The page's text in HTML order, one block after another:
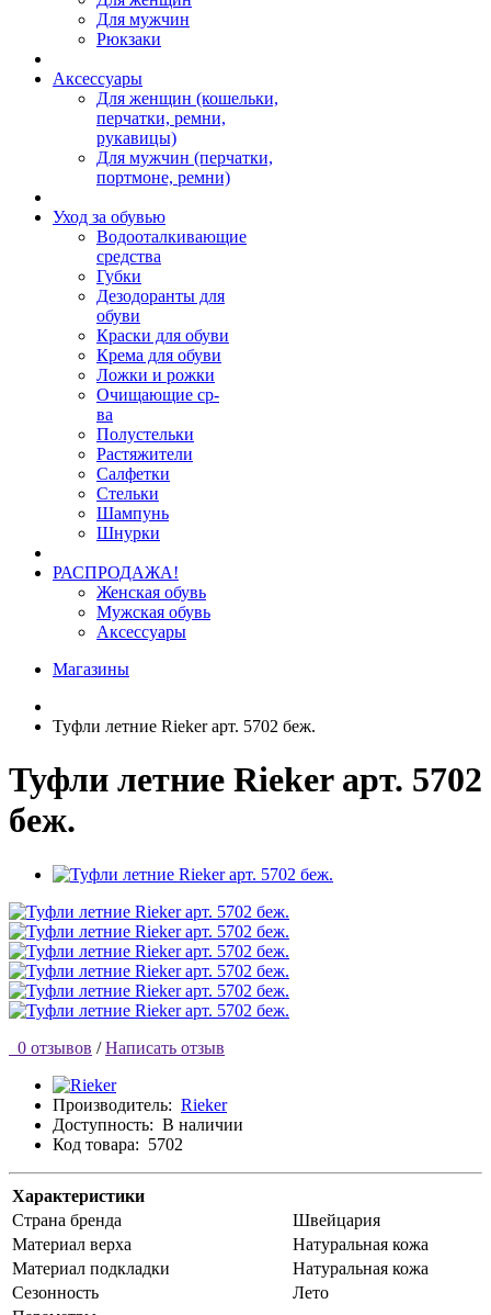
Для мужчин
Рюкзаки
Аксессуары
Для женщин (кошельки,
перчатки, ремни,
рукавицы)
Для мужчин (перчатки,
портмоне, ремни)
Уход за обувью
Водооталкивающие
средства
Губки
Дезодоранты для
обуви
Краски для обуви
Крема для обуви
Ложки и рожки
Очищающие ср-
ва
Полустельки
Растяжители
Салфетки
Стельки
Шампунь
Шнурки
РАСПРОДАЖА!
Женская обувь
Мужская обувь
Аксессуары
Магазины
Туфли летние Rieker арт. 5702 беж.
Туфли летние Rieker арт. 5702
беж.
0 отзывов / Написать отзыв
Производитель: Rieker
Доступность: В наличии
Код товара: 5702
Характеристики
Страна бренда
Швейцария
Материал верха
Натуральная кожа
Материал подкладки
Натуральная кожа
Сезонность
Лето